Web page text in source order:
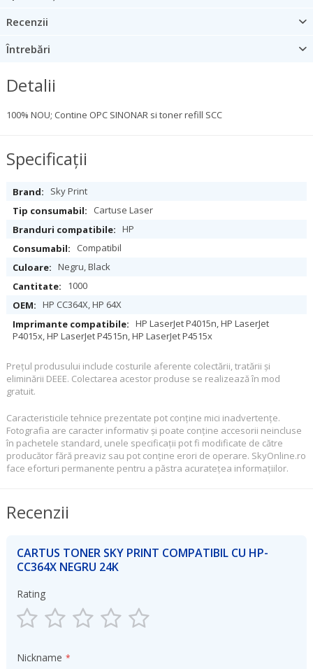
Recenzii
Întrebări
Detalii
100% NOU; Contine OPC SINONAR si toner refill SCC
Specificații
SpecificațiiSky Print
Cartuse Laser
HP
Compatibil
Negru, Black
1000
HP CC364X, HP 64X
HP LaserJet P4015n, HP LaserJet
P4015x, HP LaserJet P4515n, HP LaserJet P4515x
Preţul produsului include costurile aferente colectării, tratării şi
eliminării DEEE. Colectarea acestor produse se realizează în mod
gratuit.
Caracteristicile tehnice prezentate pot conţine mici inadvertenţe.
Fotografia are caracter informativ şi poate conţine accesorii neincluse
în pachetele standard, unele specificaţii pot fi modificate de către
producător fără preaviz sau pot conţine erori de operare. SkyOnline.ro
face eforturi permanente pentru a păstra acurateţea informaţiilor.
Recenzii
CARTUS TONER SKY PRINT COMPATIBIL CU HP-
CC364X NEGRU 24K
Rating
1
star
2
stars
3
stars
4
stars
Nickname